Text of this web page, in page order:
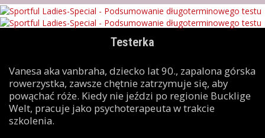
Testerka
Vanesa aka vanbraha, dziecko lat 90., zapalona górska
rowerzystka, zawsze chętnie zatrzymuje się, aby
powąchać róże. Kiedy nie jeździ po regionie Bucklige
Welt, pracuje jako psychoterapeuta w trakcie
szkolenia.